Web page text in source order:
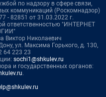
по надзору в сфере связи,
коммуникаций (Роскомнадзор)
- 82851 от 31.03.2022 г.
ответственностью "ИНТЕРНЕТ
Виктор Николаевич
ул. Максима Горького, д. 130,
64 223 23
sochi1@shkulev.ru
и государственных органов:
.